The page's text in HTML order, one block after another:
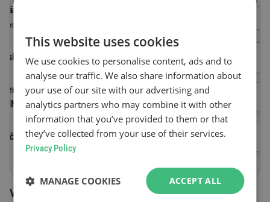
Státní poznávací značka
Země, ve které je vozidlo registrováno
Číslo registrační značky
Identifikační číslo vozidla
(VIN)
Začátek platnosti
Vybrané silniční známky
This website uses cookies
We use cookies to personalise content, ads and to
analyse our traffic. We also share information about
your use of our site with our advertising and
analytics partners who may combine it with other
information that you’ve provided to them or that
they’ve collected from your use of their services.
Privacy Policy
ACCEPT ALL
MANAGE COOKIES